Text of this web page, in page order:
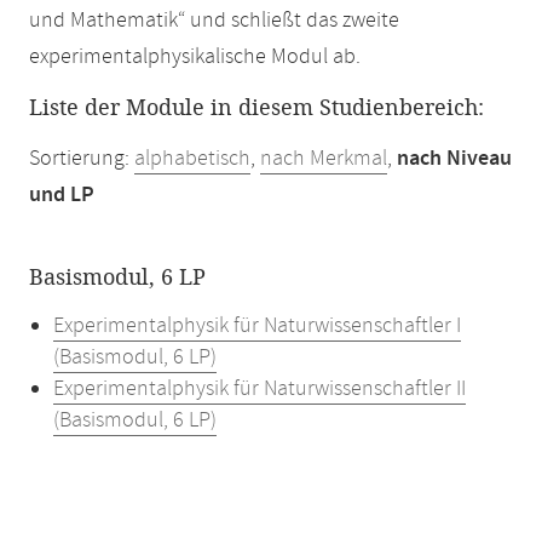
und Mathematik“ und schließt das zweite
experimentalphysikalische Modul ab.
Liste der Module in diesem Studienbereich:
Sortierung: alphabetisch, nach Merkmal, nach Niveau
und LP
Basismodul, 6 LP
Experimentalphysik für Naturwissenschaftler I
(Basismodul, 6 LP)
Experimentalphysik für Naturwissenschaftler II
(Basismodul, 6 LP)